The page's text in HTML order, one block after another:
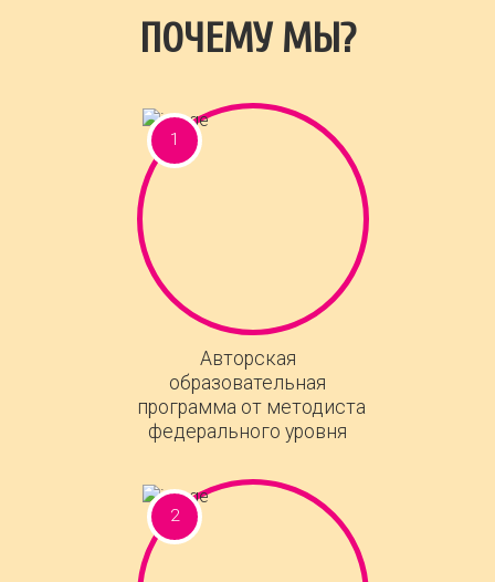
ПОЧЕМУ МЫ?
Авторская
образовательная
программа от методиста
федерального уровня